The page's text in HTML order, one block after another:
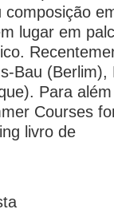
lugar em
Bau (Berlim),
Para
Courses
livro de